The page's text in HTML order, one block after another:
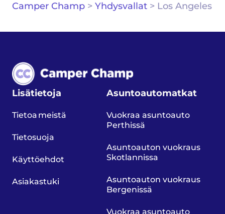
Camper Champ > Yhdysvallat > Los Angeles
Lisätietoja
Tietoa meistä
Tietosuoja
Käyttöehdot
Asiakastuki
Asuntoautomatkat
Vuokraa asuntoauto
Perthissä
Asuntoauton vuokraus
Skotlannissa
Asuntoauton vuokraus
Bergenissä
Vuokraa asuntoauto